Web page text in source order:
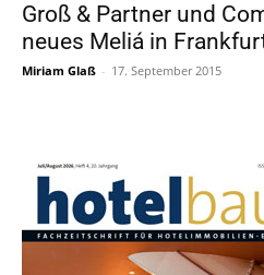
Groß & Partner und
neues Meliá in
Miriam Glaß - 17. September 2015